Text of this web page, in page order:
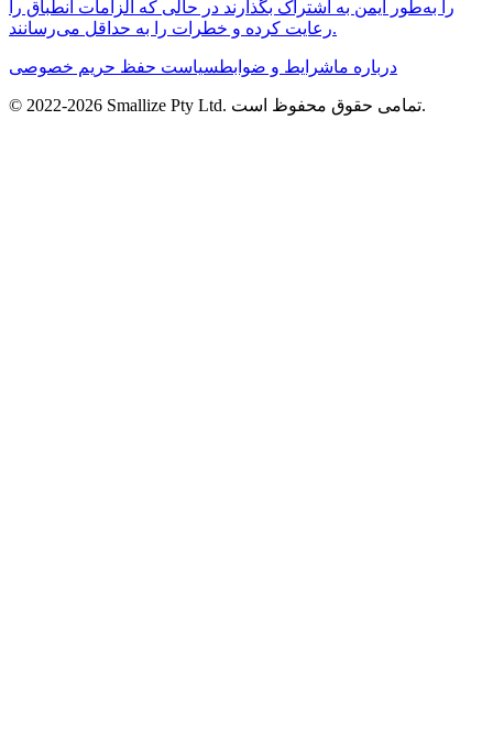
را به‌طور ایمن به اشتراک بگذارند در حالی که الزامات انطباق را
رعایت کرده و خطرات را به حداقل می‌رسانند.
درباره ماشرایط و ضوابطسیاست حفظ حریم خصوصی
© 2022-2026 Smallize Pty Ltd. تمامی حقوق محفوظ است.